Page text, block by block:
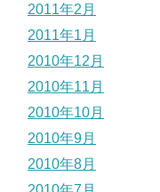
2011年2月
2011年1月
2010年12月
2010年11月
2010年10月
2010年9月
2010年8月